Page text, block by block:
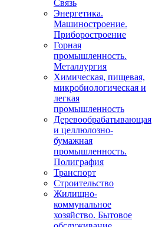
Связь
Энергетика.
Машиностроение.
Приборостроение
Горная
промышленность.
Металлургия
Химическая, пищевая,
микробиологическая и
легкая
промышленность
Деревообрабатывающая
и целлюлозно-
бумажная
промышленность.
Полиграфия
Транспорт
Строительство
Жилищно-
коммунальное
хозяйство. Бытовое